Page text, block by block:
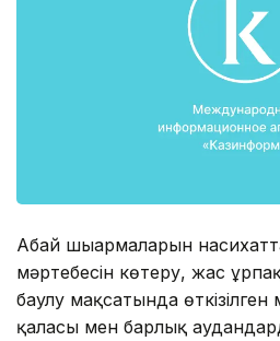
Абай шығармаларын
мәртебесін көтеру, жас
баулу мақсатында
қаласы мен барлық